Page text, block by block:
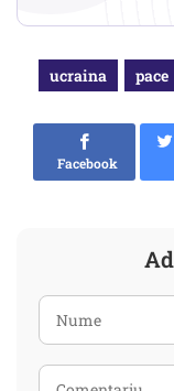
ucraina pace
Facebook